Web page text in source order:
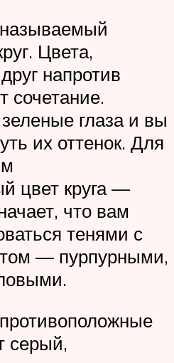
Цвета,
напротив
сочетание.
глаза и вы
их оттенок. Для
цвет круга —
что вам
тенями с
— пурпурными,
серый,